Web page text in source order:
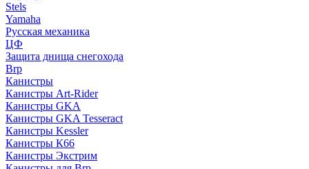
Stels
Yamaha
Русская механика
ЦФ
Защита днища снегохода
Brp
Канистры
Канистры Art-Rider
Канистры GKA
Канистры GKA Tesseract
Канистры Kessler
Канистры К66
Канистры Экстрим